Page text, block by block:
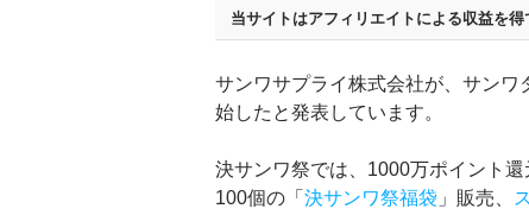
当サイトはアフィリエイトによる収益を得
サンワサプライ株式会社が、サンワ
始したと発表しています。
決サンワ祭では、1000万ポイント
100個の「決サンワ祭福袋 」販売、